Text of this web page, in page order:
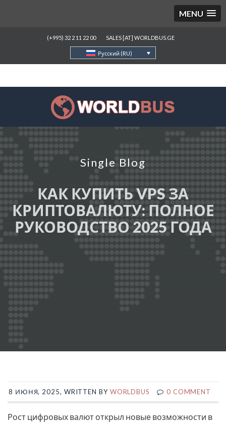
MENU
(+995) 32 2 11 22 00 SALES [AT] WORLDBUS.GE
Русский (RU)
Single Blog
КАК КУПИТЬ VPS ЗА
КРИПТОВАЛЮТУ: ПОЛНОЕ
РУКОВОДСТВО 2025 ГОДА
8 ИЮНЯ, 2025, WRITTEN BY WORLDBUS 0 COMMENT
Рост цифровых валют открыл новые возможности в